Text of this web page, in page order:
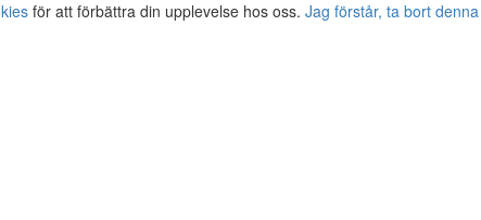
för att förbättra din upplevelse hos oss. Jag förstår, ta bort